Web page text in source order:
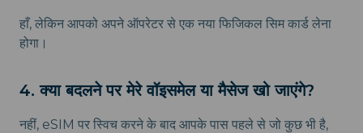
हाँ, लेकिन आपको अपने ऑपरेटर से एक नया फिजिकल सिम कार्ड लेना
होगा।
4. क्या बदलने पर मेरे वॉइसमेल या मैसेज खो जाएंगे?
नहीं, eSIM पर स्विच करने के बाद आपके पास पहले से जो कुछ भी है,